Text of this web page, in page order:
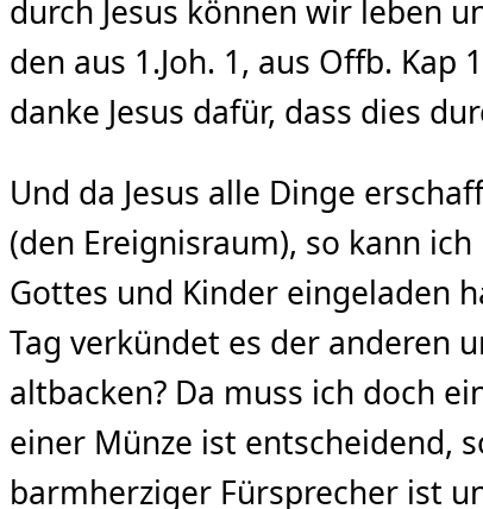
durch Jesus können wir leben
den aus 1.Joh. 1, aus Offb. Kap
danke Jesus dafür, dass dies
Und da Jesus alle Dinge
(den Ereignisraum), so kann
Gottes und Kinder eingeladen
Tag verkündet es der anderen
altbacken? Da muss ich doch
einer Münze ist entscheidend,
barmherziger Fürsprecher ist